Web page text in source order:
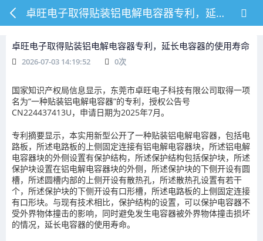
卓旺电子取得贴装铝电解电容器专利，延长电容器的使用寿命
卓旺电子取得贴装铝电解电容器专利，延长电容器的使用寿命
2026-07-03 14:19:52 0次
国家知识产权局信息显示，东莞市卓旺电子科技有限公司取得一项
名为“一种贴装铝电解电容器”的专利，授权公告号
CN224437413U，申请日期为2025年7月。
专利摘要显示，本实用新型公开了一种贴装铝电解电容器，包括电
路板，所述电路板的上侧固定连接有铝电解电容器块，所述铝电解
电容器块的外侧设置有保护结构，所述保护结构包括保护块，所述
保护块设置在铝电解电容器块的外侧，所述保护块的下侧开设有圆
槽，所述圆槽内部的上侧开设有散热孔，所述散热孔设置有若干
个，所述保护块的下侧开设有口形槽，所述电路板的上侧固定连接
有口形块。与现有技术相比，保护结构的设置，可以保护电容器不
受外界物体撞击的影响，同时避免发生电容器被外界物体撞击损坏
的情况，延长电容器的使用寿命。